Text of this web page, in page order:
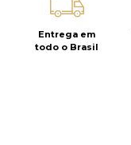
Entrega em
todo o Brasil